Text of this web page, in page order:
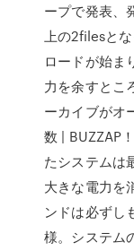
ープで発表、
上の2filesと
ロードが始ま
力を余すとこ
ーカイブがオ
数 | BUZZAP
たシステムは
大きな電力を
ンドは必ずし
様。システム